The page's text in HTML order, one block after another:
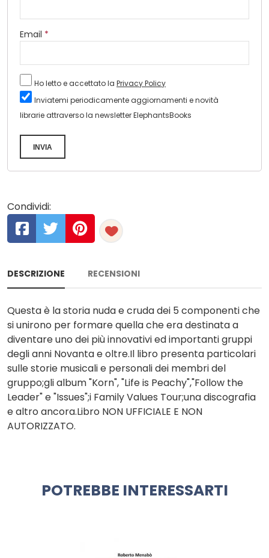
Email *
Ho letto e accettato la Privacy Policy
Inviatemi periodicamente aggiornamenti e novità
librarie attraverso la newsletter ElephantsBooks
INVIA
Condividi:
DESCRIZIONE RECENSIONI
Questa è la storia nuda e cruda dei 5 componenti che
si unirono per formare quella che era destinata a
diventare uno dei più innovativi ed importanti gruppi
degli anni Novanta e oltre.Il libro presenta particolari
sulle storie musicali e personali dei membri del
gruppo;gli album "Korn", "Life is Peachy","Follow the
Leader" e "Issues";i Family Values Tour;una discografia
e altro ancora.Libro NON UFFICIALE E NON
AUTORIZZATO.
POTREBBE INTERESSARTI